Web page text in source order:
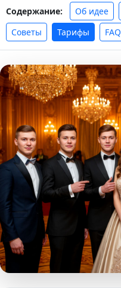
Содержание: Об идее
Советы
Тарифы FAQ